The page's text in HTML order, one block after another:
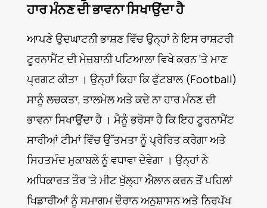
ਹਾਰ ਮੰਨਣ ਦੀ ਭਾਵਨਾ ਸਿਖਾਉਂਦਾ ਹੈ
ਆਪਣੇ ਉਦਘਾਟਨੀ ਭਾਸ਼ਣ ਵਿੱਚ ਉਨ੍ਹਾਂ ਨੇ ਇਸ ਰਾਸ਼ਟਰੀ
ਟੂਰਨਾਮੈਂਟ ਦੀ ਮੇਜ਼ਬਾਨੀ ਪਟਿਆਲਾ ਵਿਖੇ ਕਰਨ ‘ਤੇ ਮਾਣ
ਪ੍ਰਗਟ ਕੀਤਾ । ਉਨ੍ਹਾਂ ਕਿਹਾ ਕਿ ਫੁੱਟਬਾਲ (Football)
ਸਾਨੂੰ ਲਚਕਤਾ, ਤਾਲਮੇਲ ਅਤੇ ਕਦੇ ਨਾ ਹਾਰ ਮੰਨਣ ਦੀ
ਭਾਵਨਾ ਸਿਖਾਉਂਦਾ ਹੈ । ਮੈਨੂੰ ਭਰੋਸਾ ਹੈ ਕਿ ਇਹ ਟੂਰਨਾਮੈਂਟ
ਸਾਰੀਆਂ ਟੀਮਾਂ ਵਿੱਚ ਉੱਤਮਤਾ ਨੂੰ ਪ੍ਰੇਰਿਤ ਕਰੇਗਾ ਅਤੇ
ਸਿਹਤਮੰਦ ਮੁਕਾਬਲੇ ਨੂੰ ਵਧਾਵਾ ਦੇਵੇਗਾ । ਉਨ੍ਹਾਂ ਨੇ
ਅਧਿਕਾਰਤ ਤੌਰ ‘ਤੇ ਮੀਟ ਖੁੱਲ੍ਹਾ ਐਲਾਨ ਕਰਨ ਤੋਂ ਪਹਿਲਾਂ
ਖਿਡਾਰੀਆਂ ਨੂੰ ਸਮਾਗਮ ਦੌਰਾਨ ਅਨੁਸ਼ਾਸਨ ਅਤੇ ਨਿਰਪੱਖ